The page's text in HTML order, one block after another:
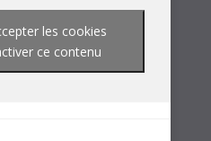
les cookies
ce contenu